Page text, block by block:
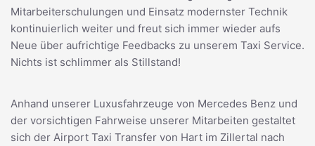
Mitarbeiterschulungen und Einsatz modernster Technik
kontinuierlich weiter und freut sich immer wieder aufs
Neue über aufrichtige Feedbacks zu unserem Taxi Service.
Nichts ist schlimmer als Stillstand!
Anhand unserer Luxusfahrzeuge von Mercedes Benz und
der vorsichtigen Fahrweise unserer Mitarbeiten gestaltet
sich der Airport Taxi Transfer von Hart im Zillertal nach